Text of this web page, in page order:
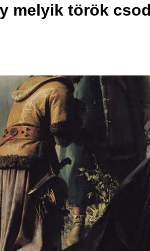
melyik török